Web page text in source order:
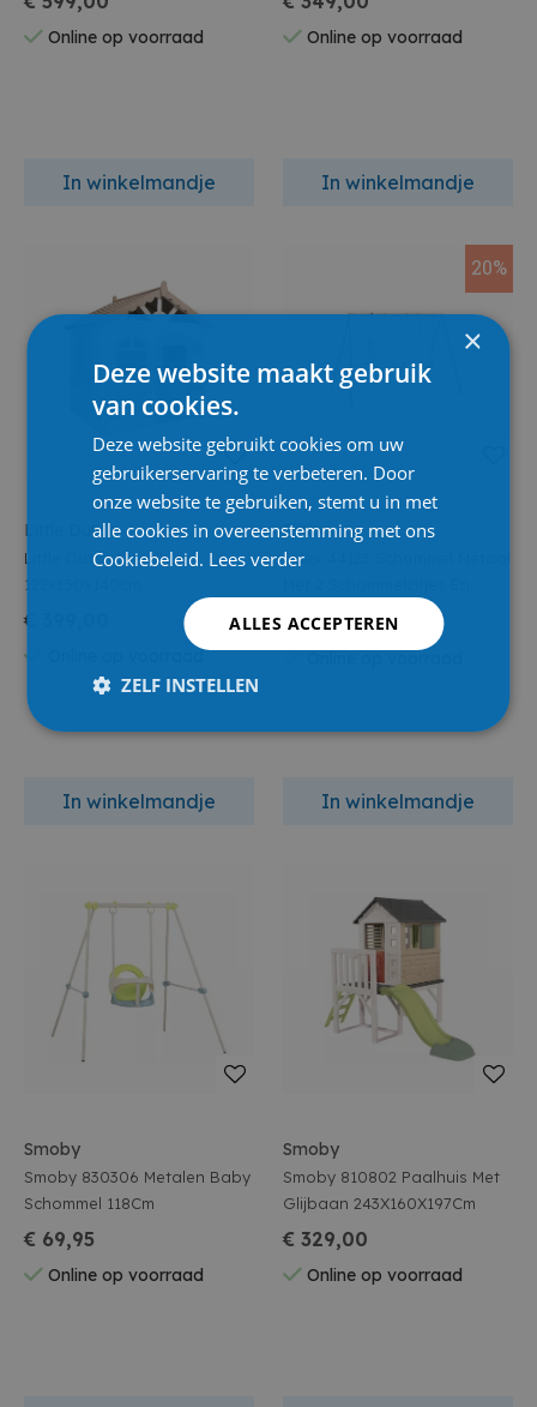
Online op voorraad
In winkelmandje
Online op voorraad
In winkelmandje
Little Dutch
Little Dutch Speelhuis
122x150x140cm
€ 399,00
Online op voorraad
In winkelmandje
20%
Intex
Intex 44123 Schommel Metaal
€ 159,00 € 129,00
In winkelmandje
Smoby
Smoby 830306 Metalen Baby
Schommel 118Cm
€ 69,95
Online op voorraad
Smoby
Smoby 810802 Paalhuis Met
Glijbaan 243X160X197Cm
€ 329,00
Online op voorraad
×
Deze website maakt gebruik
van cookies.
Deze website gebruikt cookies om uw
gebruikerservaring te verbeteren. Door
onze website te gebruiken, stemt u in met
alle cookies in overeenstemming met ons
Cookiebeleid. Lees verder
ALLES ACCEPTEREN
ZELF INSTELLEN